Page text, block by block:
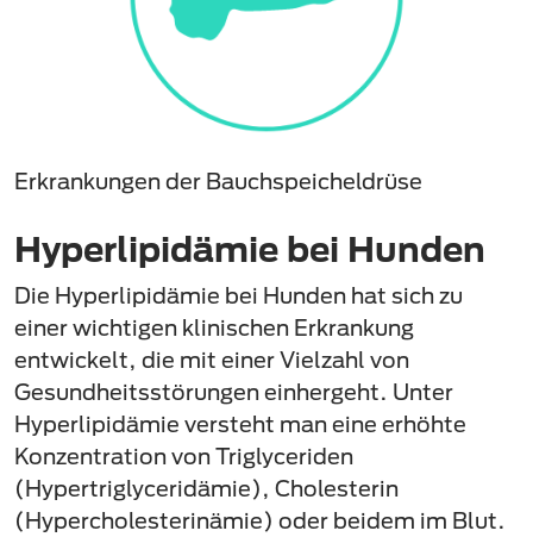
Erkrankungen der Bauchspeicheldrüse
Hyperlipidämie bei Hunden
Die Hyperlipidämie bei Hunden hat sich zu
einer wichtigen klinischen Erkrankung
entwickelt, die mit einer Vielzahl von
Gesundheitsstörungen einhergeht. Unter
Hyperlipidämie versteht man eine erhöhte
Konzentration von Triglyceriden
(Hypertriglyceridämie), Cholesterin
(Hypercholesterinämie) oder beidem im Blut.